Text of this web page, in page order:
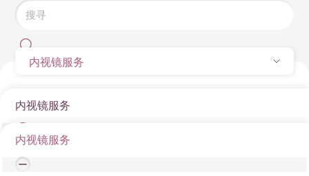
内视镜服务
内视镜服务
内视镜服务
身体检查内视镜优惠套餐